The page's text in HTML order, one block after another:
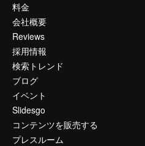
料金
会社概要
Reviews
採用情報
検索トレンド
ブログ
イベント
Slidesgo
コンテンツを販売する
プレスルーム